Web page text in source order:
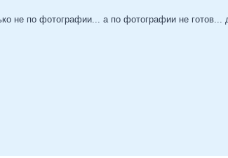
не по фотографии... а по фотографии не готов...